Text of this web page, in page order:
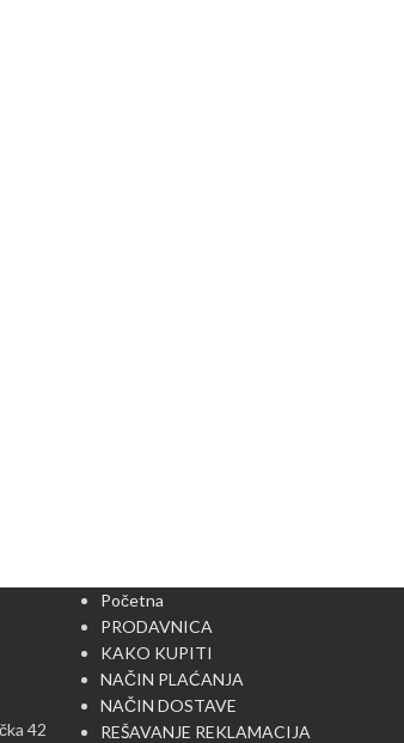
42
Početna
PRODAVNICA
KAKO KUPITI
NAČIN PLAĆANJA
NAČIN DOSTAVE
REŠAVANJE REKLAMACIJA